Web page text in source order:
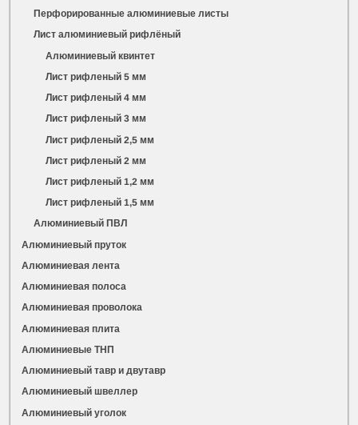
Перфорированные алюминиевые листы
Лист алюминиевый рифлёный
Алюминиевый квинтет
Лист рифленый 5 мм
Лист рифленый 4 мм
Лист рифленый 3 мм
Лист рифленый 2,5 мм
Лист рифленый 2 мм
Лист рифленый 1,2 мм
Лист рифленый 1,5 мм
Алюминиевый ПВЛ
Алюминиевый пруток
Алюминиевая лента
Алюминиевая полоса
Алюминиевая проволока
Алюминиевая плита
Алюминиевые ТНП
Алюминиевый тавр и двутавр
Алюминиевый швеллер
Алюминиевый уголок